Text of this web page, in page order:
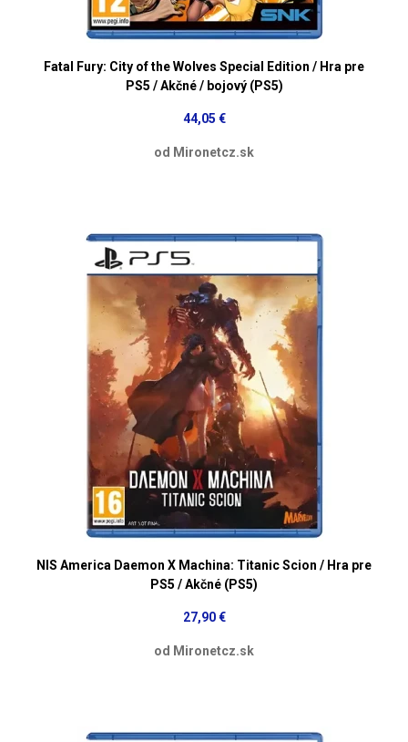
Fatal Fury: City of the Wolves Special Edition / Hra pre
PS5 / Akčné / bojový (PS5)
44,05 €
od Mironetcz.sk
NIS America Daemon X Machina: Titanic Scion / Hra pre
PS5 / Akčné (PS5)
27,90 €
od Mironetcz.sk